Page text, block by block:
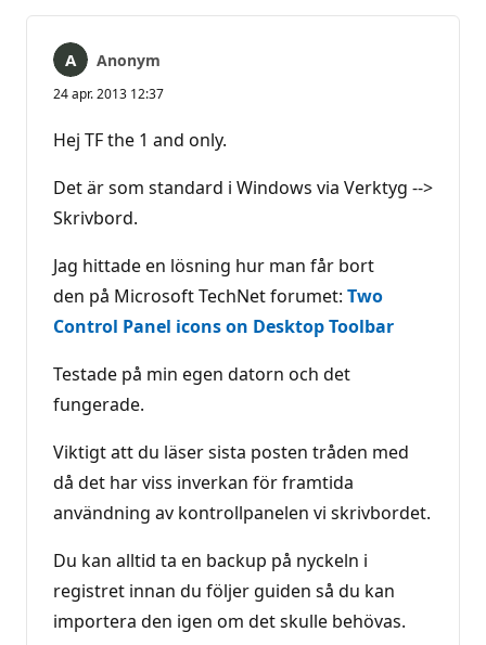
Anonym
24 apr. 2013 12:37
Hej TF the 1 and only.
Det är som standard i Windows via Verktyg -->
Skrivbord.
Jag hittade en lösning hur man får bort
den på Microsoft TechNet forumet: Two
Control Panel icons on Desktop Toolbar
Testade på min egen datorn och det
fungerade.
Viktigt att du läser sista posten tråden med
då det har viss inverkan för framtida
användning av kontrollpanelen vi skrivbordet.
Du kan alltid ta en backup på nyckeln i
registret innan du följer guiden så du kan
importera den igen om det skulle behövas.